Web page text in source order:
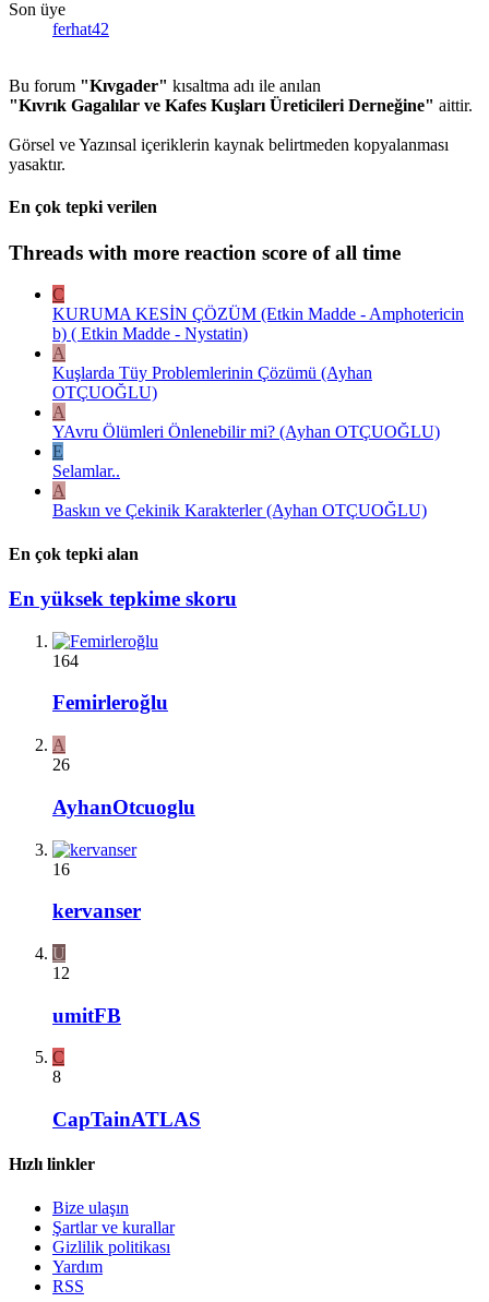
Son üye
ferhat42
Bu forum "Kıvgader" kısaltma adı ile anılan
"Kıvrık Gagalılar ve Kafes Kuşları Üreticileri Derneğine" aittir.
Görsel ve Yazınsal içeriklerin kaynak belirtmeden kopyalanması
yasaktır.
En çok tepki verilen
Threads with more reaction score of all time
C
KURUMA KESİN ÇÖZÜM (Etkin Madde - Amphotericin
b) ( Etkin Madde - Nystatin)
A
Kuşlarda Tüy Problemlerinin Çözümü (Ayhan
OTÇUOĞLU)
A
YAvru Ölümleri Önlenebilir mi? (Ayhan OTÇUOĞLU)
E
Selamlar..
A
Baskın ve Çekinik Karakterler (Ayhan OTÇUOĞLU)
En çok tepki alan
En yüksek tepkime skoru
164
Femirleroğlu
A
26
AyhanOtcuoglu
16
kervanser
U
12
umitFB
C
8
CapTainATLAS
Hızlı linkler
Bize ulaşın
Şartlar ve kurallar
Gizlilik politikası
Yardım
RSS